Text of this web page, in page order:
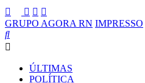
GRUPO AGORA RN IMPRESSO
ÚLTIMAS
POLÍTICA